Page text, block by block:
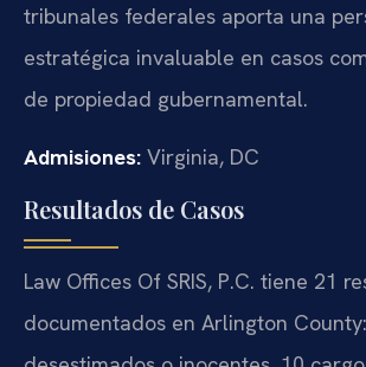
tribunales federales aporta una
estratégica invaluable en casos
de propiedad gubernamental.
Admisiones: Virginia, DC
Resultados de Casos
Law Offices Of SRIS, P.C. tiene 21
documentados en Arlington